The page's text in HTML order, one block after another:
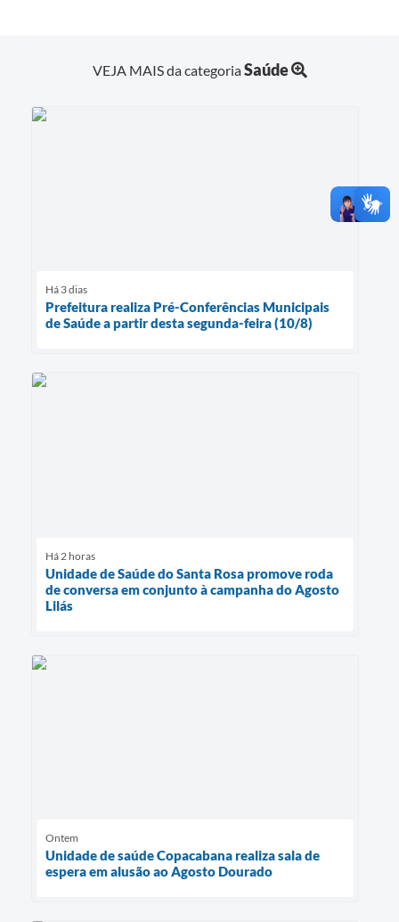
VEJA MAIS da categoriaSaúde
Há 3 dias
Prefeitura realiza Pré-Conferências Municipais
de Saúde a partir desta segunda-feira (10/8)
Há 2 horas
Unidade de Saúde do Santa Rosa promove roda
de conversa em conjunto à campanha do Agosto
Lilás
Ontem
Unidade de saúde Copacabana realiza sala de
espera em alusão ao Agosto Dourado